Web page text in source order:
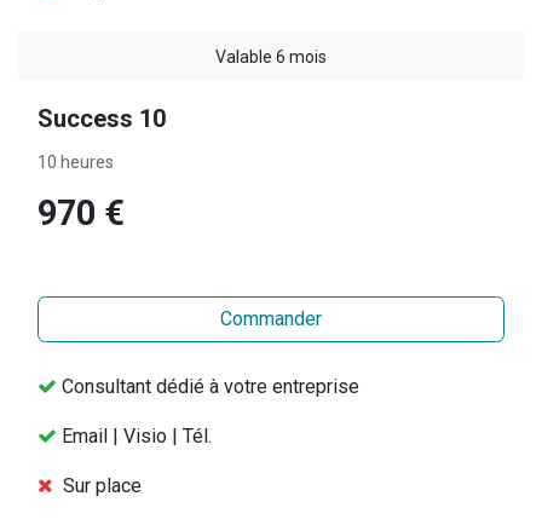
Valable 6 mois
Success 10
10 heures
970 €
Commander
Consultant dédié à votre entreprise
Email | Visio | Tél.
Sur place